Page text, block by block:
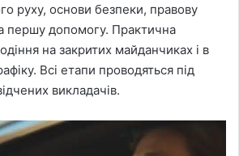
руху, основи безпеки, правову
першу допомогу. Практична
на закритих майданчиках і в
Всі етапи проводяться під
викладачів.